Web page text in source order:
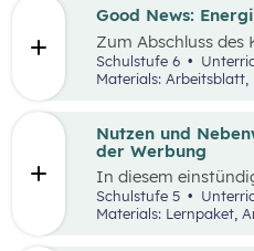
Ernährungsrat, wie
auf Umwelt,
auswirken.
Nutzen und
der Werbung
In diesem
lernen die
Vor- und Nachteile
Schulstufe 5
Materials: Lernpaket,
Good News:
Zum Abschluss des
„Energie und
Schüler:innen mit
Beispielen, damit
nicht überwältigt
Schulstufe 6
Materials: Arbeitsblatt,